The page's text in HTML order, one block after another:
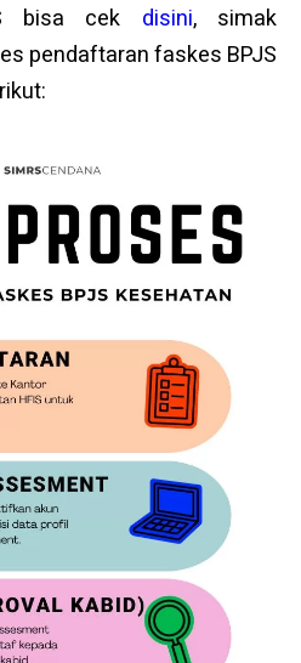
bisa cek disini, simak
pendaftaran faskes BPJS